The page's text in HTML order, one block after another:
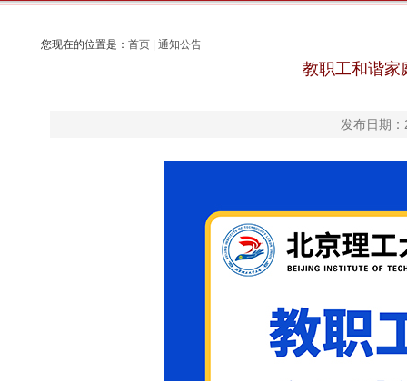
您现在的位置是： 首页 通知公告
教职工和谐家
发布日期